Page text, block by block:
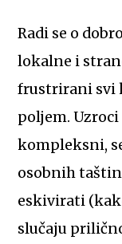
Radi se o
lokalne i
frustrirani svi
poljem.
kompleksni,
osobnih
eskivirati
slučaju